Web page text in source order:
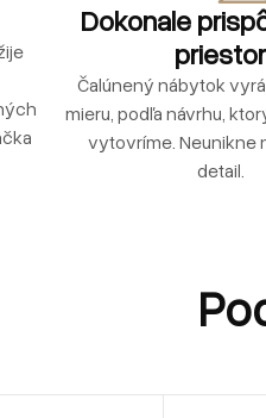
Dokonale
priestor
Čalúnený nábytok
mieru, podľa návrhu,
vytovríme. Neunikne
detail.